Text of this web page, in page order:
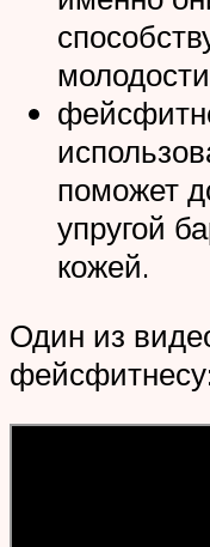
поможет
упругой
кожей.
Один из